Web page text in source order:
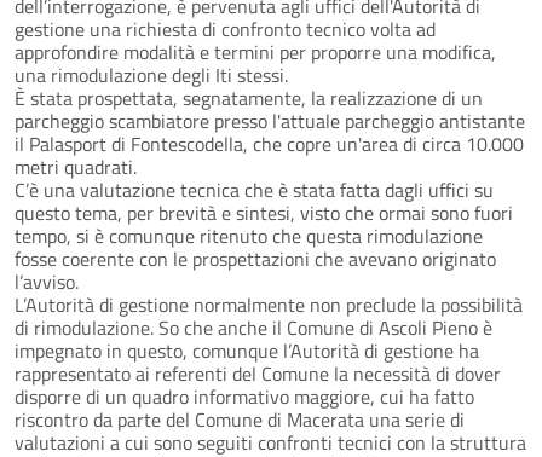
gestione una richiesta di confronto tecnico volta ad
approfondire modalità e termini per proporre una modifica,
una rimodulazione degli Iti stessi.
È stata prospettata, segnatamente, la realizzazione di un
parcheggio scambiatore presso l'attuale parcheggio antistante
il Palasport di Fontescodella, che copre un'area di circa 10.000
metri quadrati.
C’è una valutazione tecnica che è stata fatta dagli uffici su
questo tema, per brevità e sintesi, visto che ormai sono fuori
tempo, si è comunque ritenuto che questa rimodulazione
fosse coerente con le prospettazioni che avevano originato
l’avviso.
L’Autorità di gestione normalmente non preclude la possibilità
di rimodulazione. So che anche il Comune di Ascoli Pieno è
impegnato in questo, comunque l’Autorità di gestione ha
rappresentato ai referenti del Comune la necessità di dover
disporre di un quadro informativo maggiore, cui ha fatto
riscontro da parte del Comune di Macerata una serie di
valutazioni a cui sono seguiti confronti tecnici con la struttura